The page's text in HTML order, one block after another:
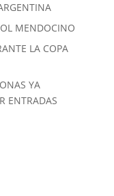
MENDOCINO
LA COPA
YA
ENTRADAS